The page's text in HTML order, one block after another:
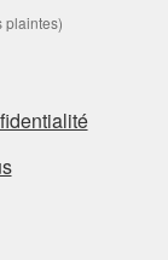
plaintes)